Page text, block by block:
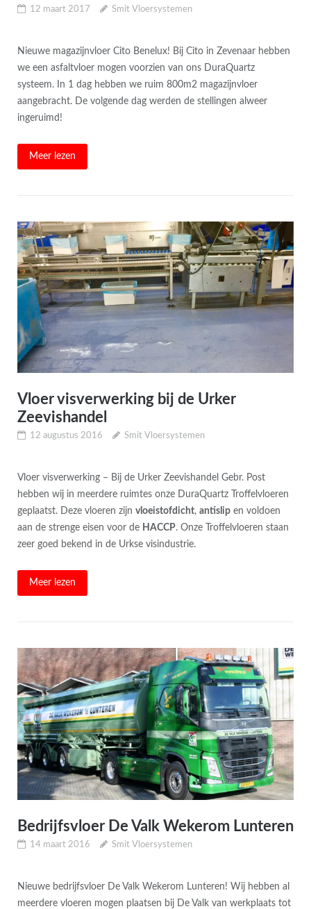
12 maart 2017 Smit Vloersystemen
Nieuwe magazijnvloer Cito Benelux! Bij Cito in Zevenaar hebben
we een asfaltvloer mogen voorzien van ons DuraQuartz
systeem. In 1 dag hebben we ruim 800m2 magazijnvloer
aangebracht. De volgende dag werden de stellingen alweer
ingeruimd!
Meer lezen
Vloer visverwerking bij de Urker
Zeevishandel
12 augustus 2016 Smit Vloersystemen
Vloer visverwerking – Bij de Urker Zeevishandel Gebr. Post
hebben wij in meerdere ruimtes onze DuraQuartz Troffelvloeren
geplaatst. Deze vloeren zijn vloeistofdicht, antislipen voldoen
aan de strenge eisen voor de HACCP. Onze Troffelvloeren staan
zeer goed bekend in de Urkse visindustrie.
Meer lezen
Bedrijfsvloer De Valk Wekerom Lunteren
14 maart 2016 Smit Vloersystemen
Nieuwe bedrijfsvloer De Valk Wekerom Lunteren! Wij hebben al
meerdere vloeren mogen plaatsen bij De Valk van werkplaats tot